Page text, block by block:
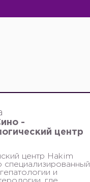
-
центр
центр Hakim
специализированный
и